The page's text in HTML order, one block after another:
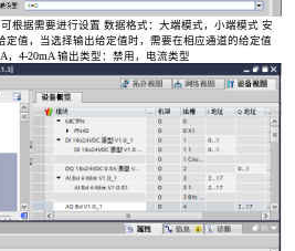
根据需要进行设置 数据格式：大端模式，小端模式 安
定值，当选择输出给定值时，需要在相应通道的给定值
，4-20mA 输出类型：禁用，电流类型